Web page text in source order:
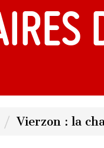
Vierzon : la